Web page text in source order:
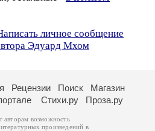
личное сообщение
Эдуард Мхом
Рецензии Поиск
Магазин
Стихи.ру Проза.ру
авторам возможность
произведений в